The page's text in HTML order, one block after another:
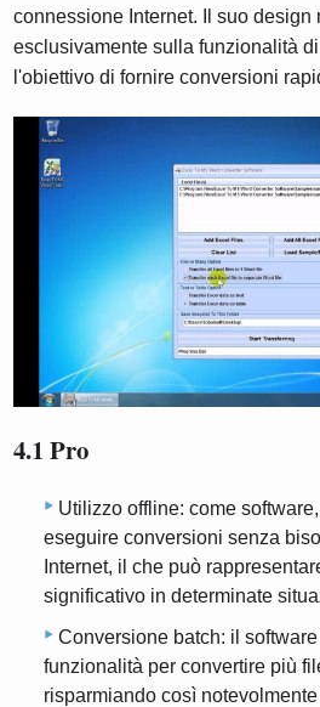
connessione Internet. Il suo design
esclusivamente sulla funzionalità
l'obiettivo di fornire conversioni
4.1 Pro
Utilizzo offline: come
eseguire conversioni senza
Internet, il che può
significativo in determinate
Conversione batch: il
funzionalità per convertire più
risparmiando così